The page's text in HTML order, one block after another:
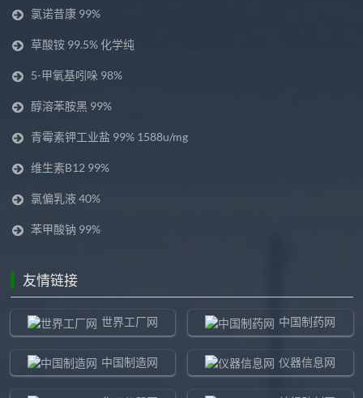
氯诺昔康 99%
草酸铵 99.5% 化学纯
5-甲氧基吲哚 98%
醇溶苯胺黑 99%
青霉素钾工业盐 99% 1588u/mg
维生素B12 99%
氯偏乳液 40%
苯甲酸钠 99%
友情链接
世界工厂网 中国制药网
中国制造网 仪器信息网